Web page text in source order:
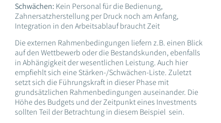
Schwächen: Kein Personal für die Bedienung,
Zahnersatzherstellung per Druck noch am Anfang,
Integration in den Arbeitsablauf braucht Zeit
Die externen Rahmenbedingungen liefern z.B. einen Blick
auf den Wettbewerb oder die Bestandskunden, ebenfalls
in Abhängigkeit der wesentlichen Leistung. Auch hier
empfiehlt sich eine Stärken-/Schwächen-Liste. Zuletzt
setzt sich die Führungskraft in dieser Phase mit
grundsätzlichen Rahmenbedingungen auseinander. Die
Höhe des Budgets und der Zeitpunkt eines Investments
sollten Teil der Betrachtung in diesem Beispiel sein.